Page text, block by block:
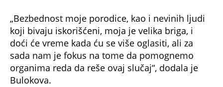
„Bezbednost moje porodice, kao i nevinih ljudi
koji bivaju iskorišćeni, moja je velika briga, i
doći će vreme kada ću se više oglasiti, ali za
sada nam je fokus na tome da pomognemo
organima reda da reše ovaj slučaj“, dodala je
Bulokova.